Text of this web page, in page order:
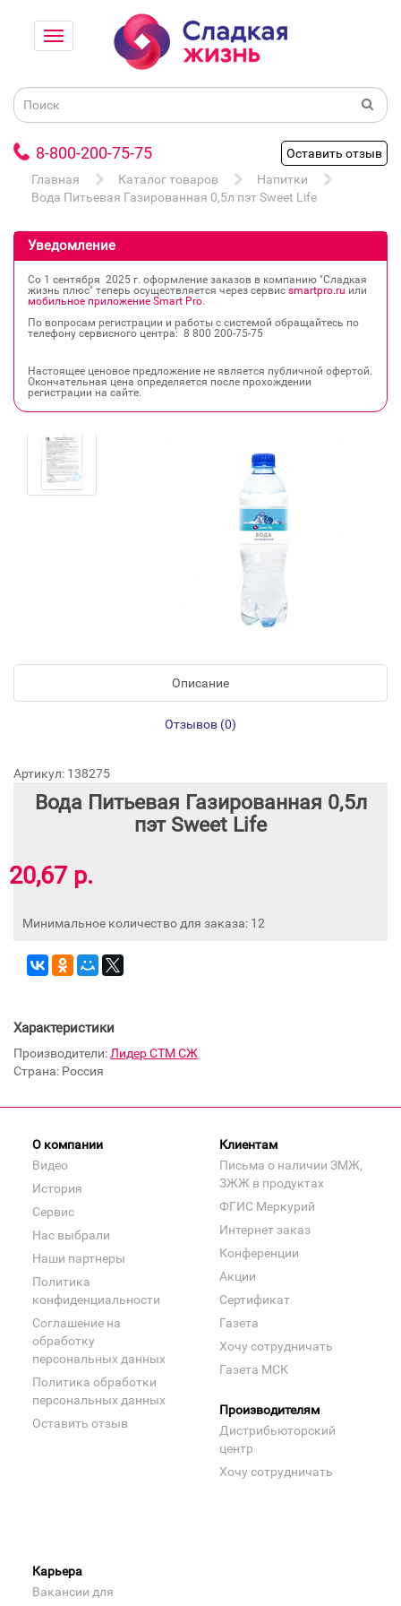
8-800-200-75-75
Оставить отзыв
Главная
Каталог товаров
Напитки
Вода Питьевая Газированная 0,5л пэт Sweet Life
Уведомление
Со 1 сентября 2025 г. оформление заказов в компанию "Сладкая
жизнь плюс" теперь осуществляется через сервис smartpro.ru или
мобильное приложение Smart Pro.
По вопросам регистрации и работы с системой обращайтесь по
телефону сервисного центра: 8 800 200‐75‐75
Настоящее ценовое предложение не является публичной офертой.
Окончательная цена определяется после прохождении
регистрации на сайте.
Описание
Отзывов (0)
Артикул: 138275
Вода Питьевая Газированная 0,5л
пэт Sweet Life
20,67 р.
Минимальное количество для заказа: 12
Характеристики
Производители: Лидер СТМ СЖ
Страна: Россия
О компании
Видео
История
Сервис
Нас выбрали
Наши партнеры
Политика
конфиденциальности
Соглашение на
обработку
персональных данных
Политика обработки
персональных данных
Оставить отзыв
Клиентам
Письма о наличии ЗМЖ,
ЗЖЖ в продуктах
ФГИС Меркурий
Интернет заказ
Конференции
Акции
Сертификат
Газета
Хочу сотрудничать
Газета МСК
Производителям
Дистрибьюторский
центр
Хочу сотрудничать
Карьера
Вакансии для